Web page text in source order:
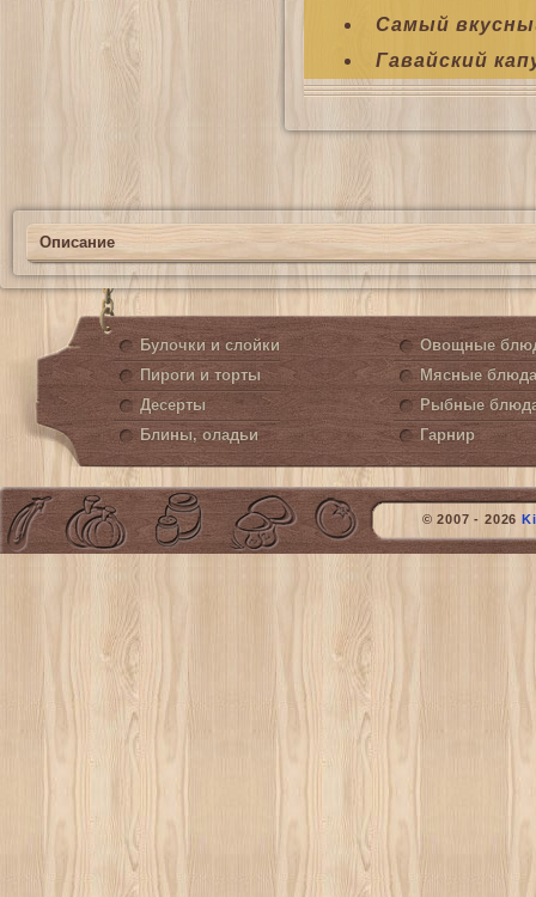
Самый
Гавайский
Описание
Булочки и слойки
Пироги и торты
Десерты
Блины, оладьи
Овощные
Мясные блюда
Рыбные
Гарнир
© 2007 - 2026